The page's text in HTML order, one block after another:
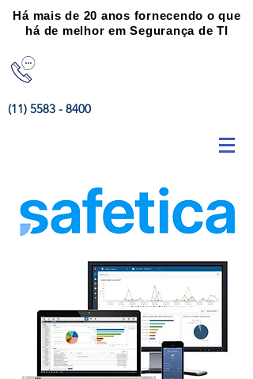
Há mais de 20 anos fornecendo o que
há de melhor em Segurança de TI
(11) 5583 - 8400